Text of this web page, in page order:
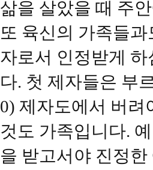
삶을 살았을 때 주
또 육신의 가족들
자로서 인정받게
다. 첫 제자들은 부
0) 제자도에서 버려
것도 가족입니다.
을 받고서야 진정